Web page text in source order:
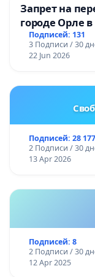
Запрет на
городе Орле в
Подписей: 131
3 Подписи / 30
22 Jun 2026
Подписей: 28 177
2 Подписи / 30
13 Apr 2026
Подписей: 8
2 Подписи / 30
12 Apr 2025